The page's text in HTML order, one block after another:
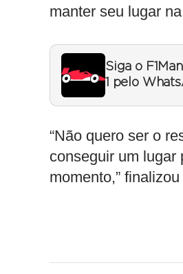
manter seu lugar
Siga o
1 pelo
“Não quero ser o
conseguir um lugar
momento,”